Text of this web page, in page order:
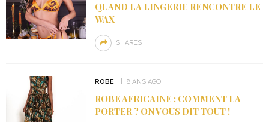
QUAND LA LINGERIE RENCONTRE LE
WAX
SHARES
ROBE 8 ANS AGO
ROBE AFRICAINE : COMMENT LA
PORTER ? ON VOUS DIT TOUT !